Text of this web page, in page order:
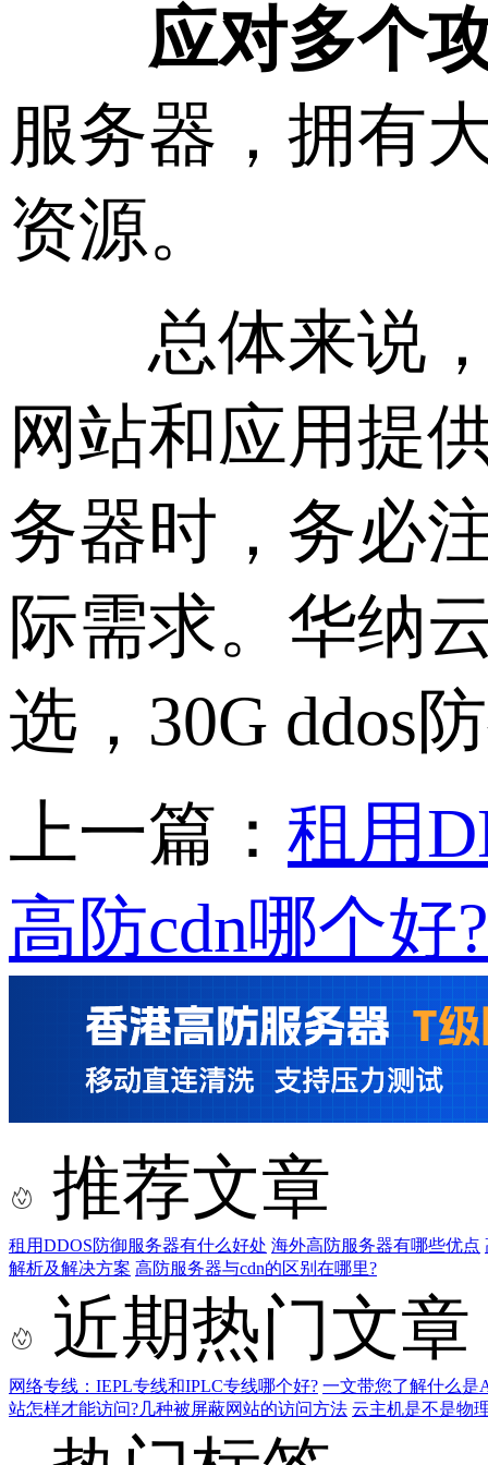
应对多个
服务器，拥有
资源。
总体来说，
网站和应用提
务器时，务必
际需求。华纳
选，30G ddos
上一篇： 租用
高防cdn哪个好?
推荐文章
租用DDOS防御服务器有什么好处 海外高防服务器有哪些优点
解析及解决方案 高防服务器与cdn的区别在哪里?
近期热门文章
网络专线：IEPL专线和IPLC专线哪个好? 一文带您了解什么是
站怎样才能访问?几种被屏蔽网站的访问方法 云主机是不是物